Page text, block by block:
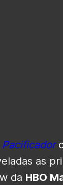
Pacificador
as
da HBO